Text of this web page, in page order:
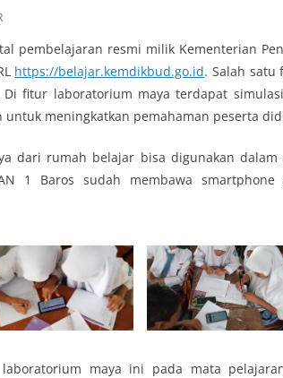
pembelajaran resmi milik Kementerian
https://belajar.kemdikbud.go.id. Salah satu
fitur laboratorium maya terdapat
meningkatkan pemahaman peserta
dari rumah belajar bisa digunakan
1 Baros sudah membawa smartphone
maya ini pada mata